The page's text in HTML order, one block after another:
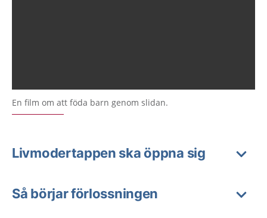
En film om att föda barn genom slidan.
Livmodertappen ska öppna sig
Så börjar förlossningen